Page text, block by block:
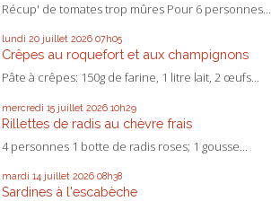
Récup' de tomates trop mûres Pour 6 personnes...
lundi 20 juillet 2026 07h05
Crêpes au roquefort et aux champignons
Pâte à crêpes: 150g de farine, 1 litre lait, 2 œufs...
mercredi 15 juillet 2026 10h29
Rillettes de radis au chèvre frais
4 personnes 1 botte de radis roses; 1 gousse...
mardi 14 juillet 2026 08h38
Sardines à l'escabèche